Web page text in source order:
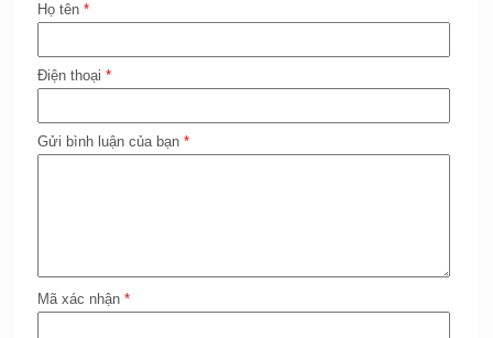
Họ tên *
Điện thoại *
Gửi bình luận của bạn *
Mã xác nhận *